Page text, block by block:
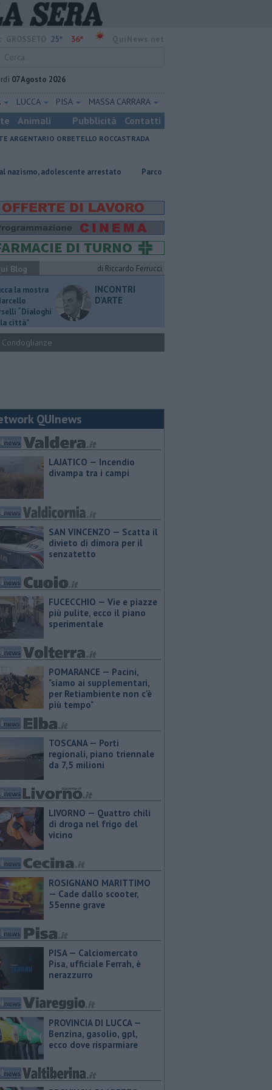
25° 36°
07 Agosto 2026
LUCCA PISA MASSA CARRARA
Animali Pubblicità Contatti
ARGENTARIO ORBETELLO ROCCASTRADA
arrestato Parco eolico in mare, Confagricoltura contraria
Blog di Riccardo Ferrucci
la mostra
“Dialoghi
città"
INCONTRI
D'ARTE
Condoglianze
QUInews
LAJATICO — Incendio
divampa tra i campi
SAN VINCENZO — Scatta il
divieto di dimora per il
senzatetto
FUCECCHIO — Vie e piazze
più pulite, ecco il piano
sperimentale
POMARANCE — Pacini,
"siamo ai supplementari,
per Retiambiente non c'è
più tempo"
TOSCANA — Porti
regionali, piano triennale
da 7,5 milioni
LIVORNO — Quattro chili
di droga nel frigo del
vicino
ROSIGNANO MARITTIMO
— Cade dallo scooter,
55enne grave
PISA — Calciomercato
Pisa, ufficiale Ferrah, è
nerazzurro
PROVINCIA DI LUCCA — ​
Benzina, gasolio, gpl,
ecco dove risparmiare